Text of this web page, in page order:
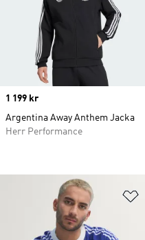
Price
1 199 kr
Argentina Away Anthem Jacka
Herr Performance